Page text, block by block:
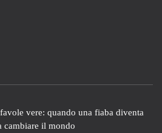
vere: quando una fiaba diventa
cambiare il mondo